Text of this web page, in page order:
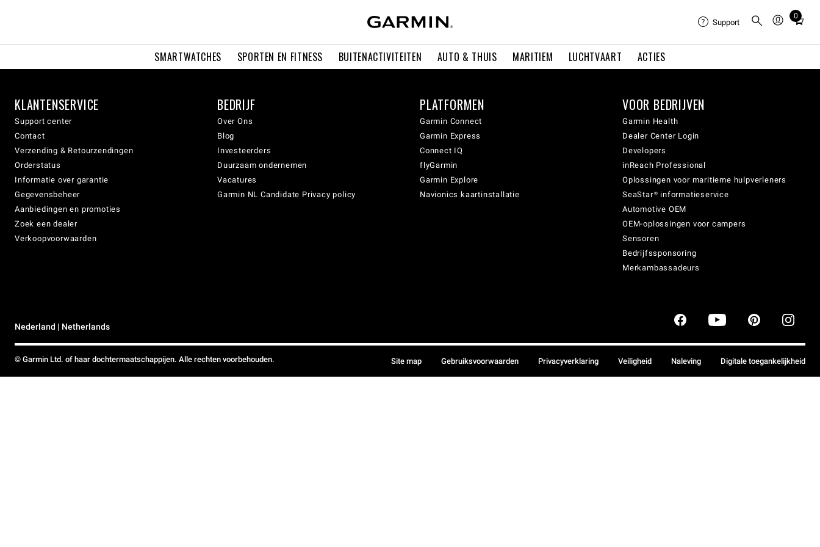
SMARTWATCHES SPORTEN EN FITNESS BUITENACTIVITEITEN AUTO & THUIS MARITIEM LUCHTVAART ACTIES
Support
0
Total
cart:
KLANTENSERVICE
Support center
Contact
Verzending & Retourzendingen
Orderstatus
Informatie over garantie
Gegevensbeheer
Aanbiedingen en promoties
Zoek een dealer
Verkoopvoorwaarden
BEDRIJF
Over Ons
Blog
Investeerders
Duurzaam ondernemen
Vacatures
Garmin NL Candidate Privacy policy
PLATFORMEN
Garmin Connect
Garmin Express
Connect IQ
flyGarmin
Garmin Explore
Navionics kaartinstallatie
VOOR BEDRIJVEN
Garmin Health
Dealer Center Login
Developers
inReach Professional
Oplossingen voor maritieme hulpverleners
SeaStar® informatieservice
Automotive OEM
OEM-oplossingen voor campers
Sensoren
Bedrijfssponsoring
Merkambassadeurs
Nederland | Netherlands
© Garmin Ltd. of haar dochtermaatschappijen. Alle rechten voorbehouden. Site map Gebruiksvoorwaarden Privacyverklaring Veiligheid Naleving Digitale toegankelijkheid